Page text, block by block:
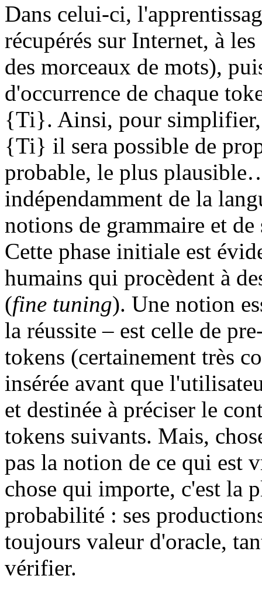
Dans celui-ci,
récupérés sur Internet, à
des morceaux de mots),
d'occurrence de chaque
{Ti}. Ainsi, pour simplifier,
{Ti} il sera possible de
probable, le plus
indépendamment de la
notions de grammaire et
Cette phase initiale est
humains qui procèdent à
(fine tuning). Une notion
la réussite – est celle de
tokens (certainement très
insérée avant que
et destinée à préciser le
tokens suivants. Mais,
pas la notion de ce qui est
chose qui importe, c'est la
probabilité : ses
toujours valeur d'oracle,
vérifier.